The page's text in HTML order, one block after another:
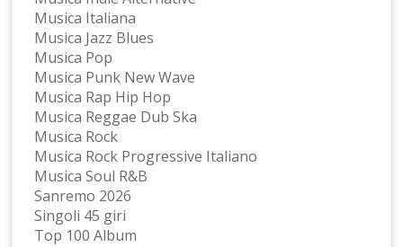
Musica Italiana
Musica Jazz Blues
Musica Pop
Musica Punk New Wave
Musica Rap Hip Hop
Musica Reggae Dub Ska
Musica Rock
Musica Rock Progressive Italiano
Musica Soul R&B
Sanremo 2026
Singoli 45 giri
Top 100 Album